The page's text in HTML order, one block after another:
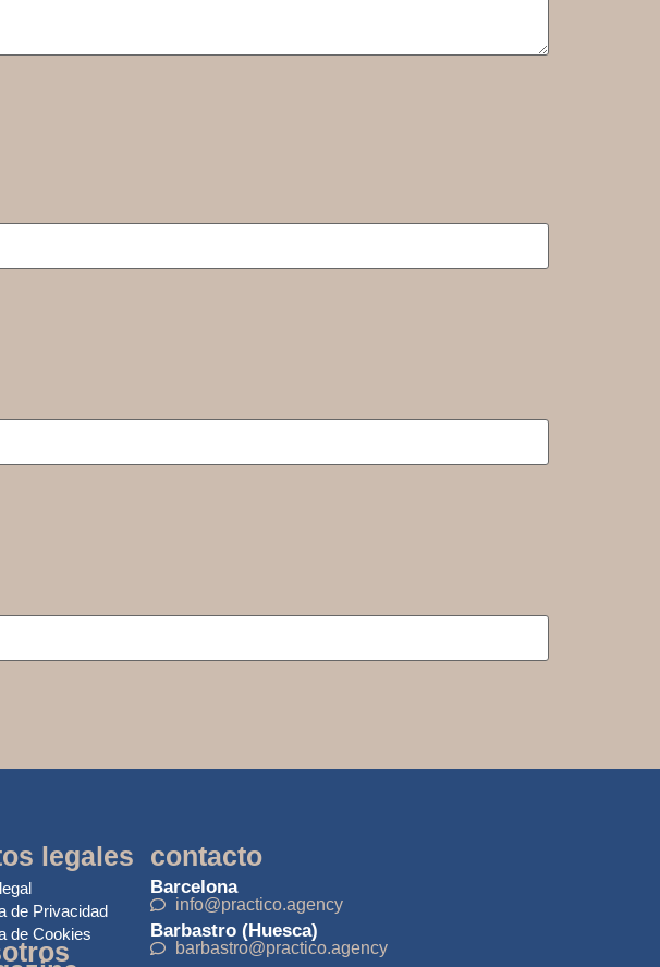
de Privacidad
de Cookies
legales contacto
Barcelona
info@practico.agency
Barbastro (Huesca)
barbastro@practico.agency